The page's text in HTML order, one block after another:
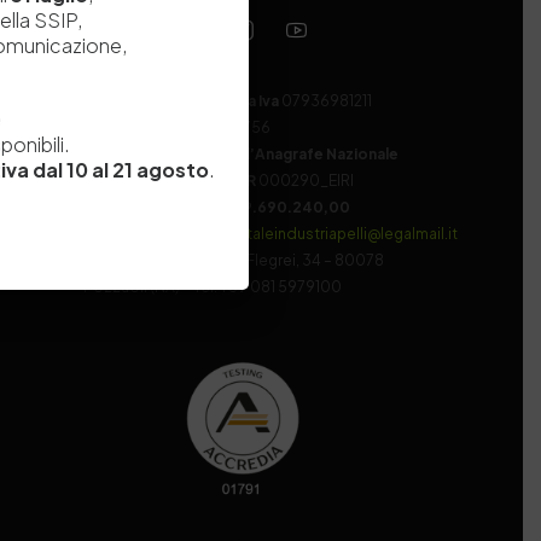
Codice fiscale e Partita Iva 07936981211
Codice di iscrizione all’Anagrafe Nazionale
delle Ricerche del MIUR
000290_EIRI
9.690.240,00
stazionesperimentaleindustriapelli@legalmail.it
Via Campi Flegrei, 34 – 80078
Pozzuoli (NA) – Tel. +39 081 5979100
SSIP,
dal 10 al 21 agosto.